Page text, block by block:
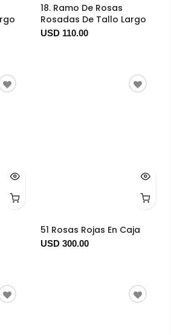
18. Ramo De Rosas
Rosadas De Tallo Largo
USD 110.00
51 Rosas Rojas En Caja
USD 300.00